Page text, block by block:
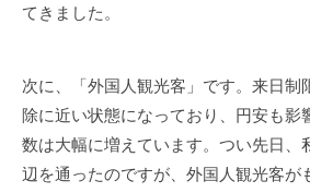
てきました。
次に、「外国人観光客」です。来日制
除に近い状態になっており、円安も影
数は大幅に増えています。つい先日、
辺を通ったのですが、外国人観光客が